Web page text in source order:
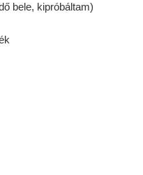
bele, kipróbáltam)